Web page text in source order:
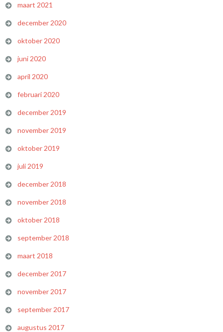
maart 2021
december 2020
oktober 2020
juni 2020
april 2020
februari 2020
december 2019
november 2019
oktober 2019
juli 2019
december 2018
november 2018
oktober 2018
september 2018
maart 2018
december 2017
november 2017
september 2017
augustus 2017